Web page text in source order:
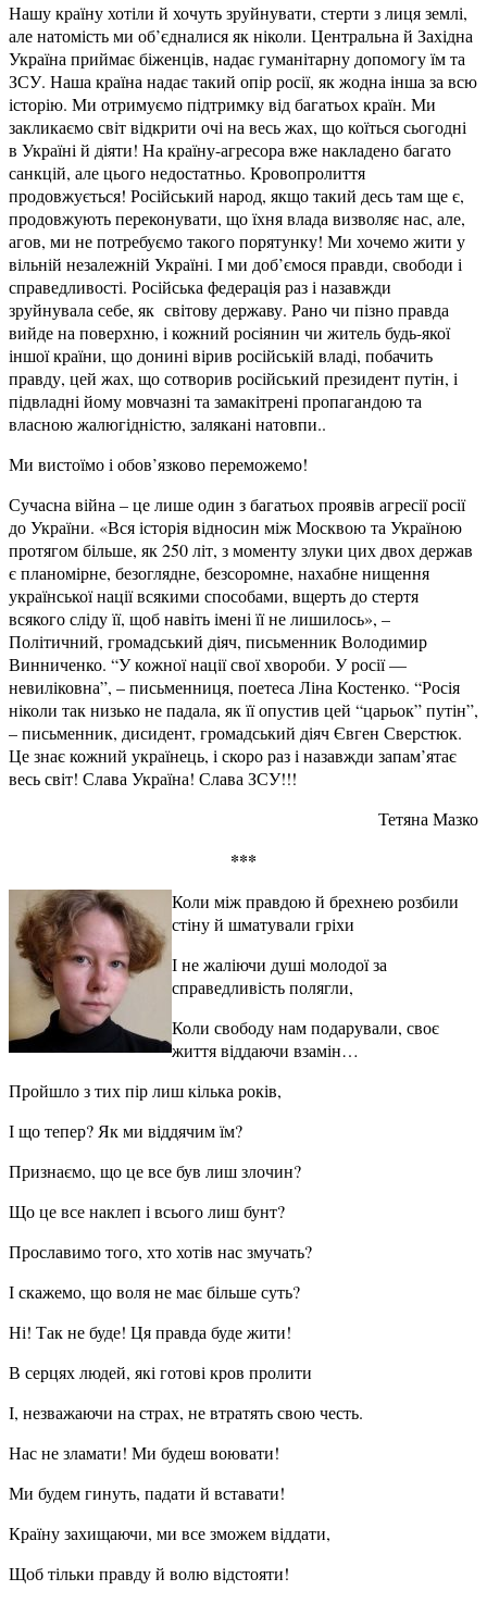
Нашу країну хотіли й хочуть зруйнувати, стерти з лиця землі,
але натомість ми об’єдналися як ніколи. Центральна й Західна
Україна приймає біженців, надає гуманітарну допомогу їм та
ЗСУ. Наша країна надає такий опір росії, як жодна інша за всю
історію. Ми отримуємо підтримку від багатьох країн. Ми
закликаємо світ відкрити очі на весь жах, що коїться сьогодні
в Україні й діяти! На країну-агресора вже накладено багато
санкцій, але цього недостатньо. Кровопролиття
продовжується! Російський народ, якщо такий десь там ще є,
продовжують переконувати, що їхня влада визволяє нас, але,
агов, ми не потребуємо такого порятунку! Ми хочемо жити у
вільній незалежній Україні. І ми доб’ємося правди, свободи і
справедливості. Російська федерація раз і назавжди
зруйнувала себе, як світову державу. Рано чи пізно правда
вийде на поверхню, і кожний росіянин чи житель будь-якої
іншої країни, що донині вірив російській владі, побачить
правду, цей жах, що сотворив російський президент путін, і
підвладні йому мовчазні та замакітрені пропагандою та
власною жалюгідністю, залякані натовпи..
Ми вистоїмо і обов’язково переможемо!
Сучасна війна – це лише один з багатьох проявів агресії росії
до України. «Вся історія відносин між Москвою та Україною
протягом більше, як 250 літ, з моменту злуки цих двох держав
є планомірне, безоглядне, безсоромне, нахабне нищення
української нації всякими способами, вщерть до стертя
всякого сліду її, щоб навіть імені її не лишилось», –
Політичний, громадський діяч, письменник Володимир
Винниченко. “У кожної нації свої хвороби. У росії —
невиліковна”, – письменниця, поетеса Ліна Костенко. “Росія
ніколи так низько не падала, як її опустив цей “царьок” путін”,
– письменник, дисидент, громадський діяч Євген Сверстюк.
Це знає кожний українець, і скоро раз і назавжди запам’ятає
весь світ! Слава Україна! Слава ЗСУ!!!
Тетяна Мазко
***
Коли між правдою й брехнею розбили
стіну й шматували гріхи
І не жаліючи душі молодої за
справедливість полягли,
Коли свободу нам подарували, своє
життя віддаючи взамін…
Пройшло з тих пір лиш кілька років,
І що тепер? Як ми віддячим їм?
Признаємо, що це все був лиш злочин?
Що це все наклеп і всього лиш бунт?
Прославимо того, хто хотів нас змучать?
І скажемо, що воля не має більше суть?
Ні! Так не буде! Ця правда буде жити!
В серцях людей, які готові кров пролити
І, незважаючи на страх, не втратять свою честь.
Нас не зламати! Ми будеш воювати!
Ми будем гинуть, падати й вставати!
Країну захищаючи, ми все зможем віддати,
Щоб тільки правду й волю відстояти!